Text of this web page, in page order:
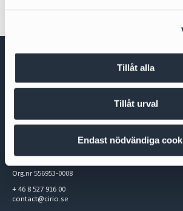
Tillåt alla
Tillåt urval
Endast nödvändiga
Cirio Advokatbyrå AB
103 65 Stockholm
Org.nr 556953-0008
+ 46 8 527 916 00
contact@cirio.se